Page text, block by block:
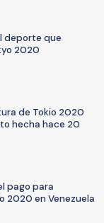
deporte que
2020
de Tokio 2020
hecha hace 20
pago para
2020 en Venezuela